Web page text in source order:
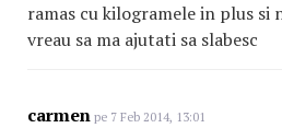
ramas cu kilogramele in plus si
vreau sa ma ajutati sa slabesc
carmen pe 7 Feb 2014, 13:01